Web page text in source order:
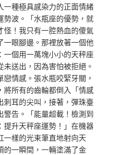
一種極具感染力的正面情緒
勢波。「水瓶座的優勢，就
！我只有一腔熱血的傻氣
一眼腳邊。那裡放著一個他
一個用一萬塊小小的天秤座
送出，因為害怕被拒絕。
情感。張水瓶咬緊牙關，
將所有的齒輪都倒入「情感
耳的尖叫，接著，彈珠臺
警告。「能量超載！檢測到
提升天秤座運勢！」在機器
一樣的光束筆直地射向天
的一瞬間，一輛塗滿了金